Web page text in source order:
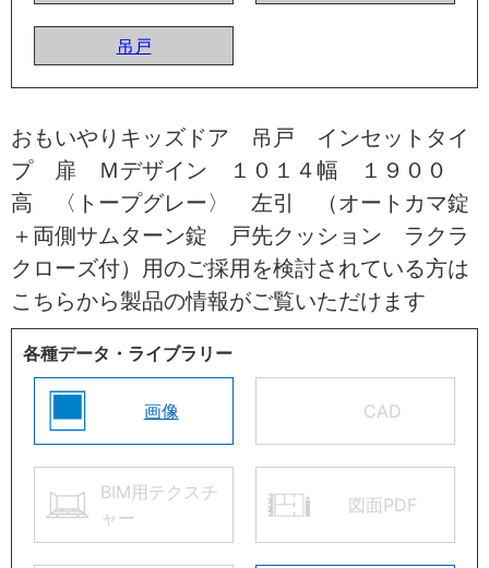
吊戸
おもいやりキッズドア 吊戸 インセットタイ
プ 扉 Ｍデザイン １０１４幅 １９００
高 〈トープグレー〉 左引 （オートカマ錠
＋両側サムターン錠 戸先クッション ラクラ
クローズ付）用のご採用を検討されている方は
こちらから製品の情報がご覧いただけます
各種データ・ライブラリー
画像 CAD
BIM用テクスチ
ャー
図面PDF